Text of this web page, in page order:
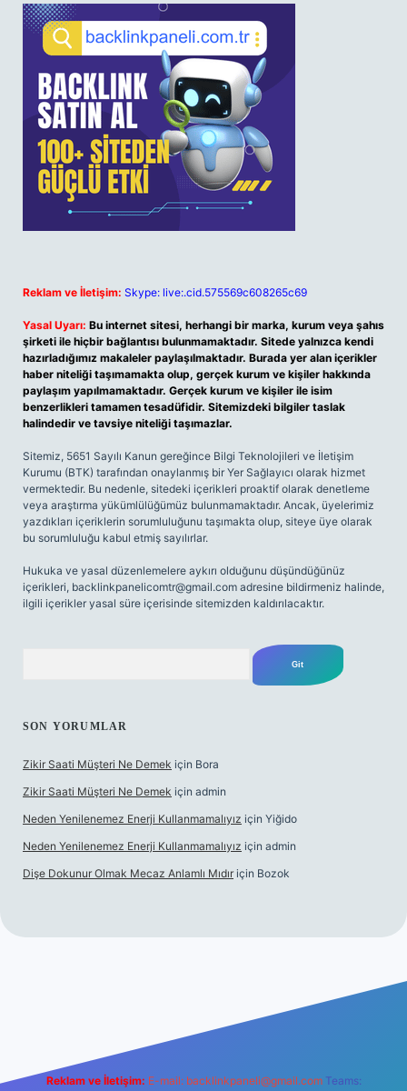
Reklam ve İletişim: Skype: live:.cid.575569c608265c69
Yasal Uyarı: Bu internet sitesi, herhangi bir marka, kurum veya şahıs
şirketi ile hiçbir bağlantısı bulunmamaktadır. Sitede yalnızca kendi
hazırladığımız makaleler paylaşılmaktadır. Burada yer alan içerikler
haber niteliği taşımamakta olup, gerçek kurum ve kişiler hakkında
paylaşım yapılmamaktadır. Gerçek kurum ve kişiler ile isim
benzerlikleri tamamen tesadüfidir. Sitemizdeki bilgiler taslak
halindedir ve tavsiye niteliği taşımazlar.
Sitemiz, 5651 Sayılı Kanun gereğince Bilgi Teknolojileri ve İletişim
Kurumu (BTK) tarafından onaylanmış bir Yer Sağlayıcı olarak hizmet
vermektedir. Bu nedenle, sitedeki içerikleri proaktif olarak denetleme
veya araştırma yükümlülüğümüz bulunmamaktadır. Ancak, üyelerimiz
yazdıkları içeriklerin sorumluluğunu taşımakta olup, siteye üye olarak
bu sorumluluğu kabul etmiş sayılırlar.
Hukuka ve yasal düzenlemelere aykırı olduğunu düşündüğünüz
içerikleri, backlinkpanelicomtr@gmail.com adresine bildirmeniz halinde,
ilgili içerikler yasal süre içerisinde sitemizden kaldırılacaktır.
SON YORUMLAR
Zikir Saati Müşteri Ne Demek için Bora
Zikir Saati Müşteri Ne Demek için admin
Neden Yenilenemez Enerji Kullanmamalıyız için Yiğido
Neden Yenilenemez Enerji Kullanmamalıyız için admin
Dişe Dokunur Olmak Mecaz Anlamlı Mıdır için Bozok
Reklam ve İletişim: E-mail: backlinkpaneli@gmail.com Teams: